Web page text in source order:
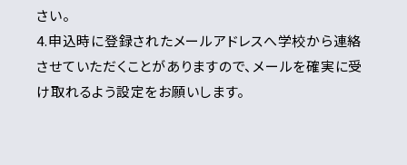
さい。
4.申込時に登録されたメールアドレスへ学校から連絡
させていただくことがありますので、メールを確実に受
け取れるよう設定をお願いします。